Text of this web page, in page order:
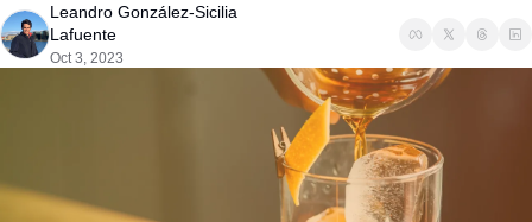
Leandro González-Sicilia
Lafuente
Oct 3, 2023